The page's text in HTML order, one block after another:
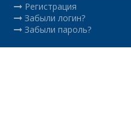
Регистрация
Забыли логин?
Забыли пароль?